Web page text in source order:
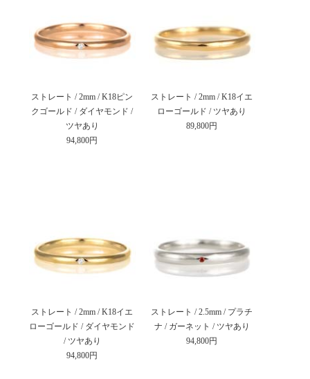
ストレート / 2mm / K18ピン
クゴールド / ダイヤモンド /
ツヤあり
94,800円
ストレート / 2mm / K18イエ
ローゴールド / ツヤあり
89,800円
ストレート / 2mm / K18イエ
ローゴールド / ダイヤモンド
/ ツヤあり
94,800円
ストレート / 2.5mm / プラチ
ナ / ガーネット / ツヤあり
94,800円